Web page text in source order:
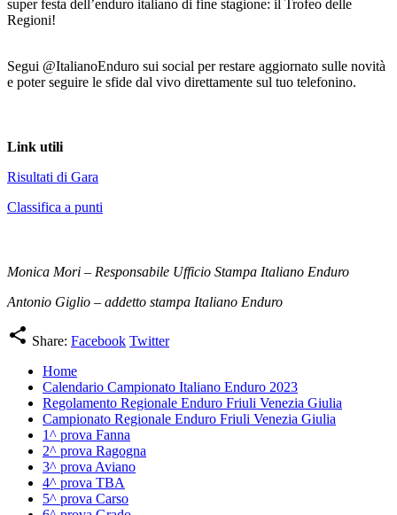
super festa dell’enduro italiano di fine stagione: il Trofeo delle
Regioni!
Segui @ItalianoEnduro sui social per restare aggiornato sulle novità
e poter seguire le sfide dal vivo direttamente sul tuo telefonino.
Link utili
Risultati di Gara
Classifica a punti
Monica Mori – Responsabile Ufficio Stampa Italiano Enduro
Antonio Giglio – addetto stampa Italiano Enduro
share Share: Facebook Twitter
Home
Calendario Campionato Italiano Enduro 2023
Regolamento Regionale Enduro Friuli Venezia Giulia
Campionato Regionale Enduro Friuli Venezia Giulia
1^ prova Fanna
2^ prova Ragogna
3^ prova Aviano
4^ prova TBA
5^ prova Carso